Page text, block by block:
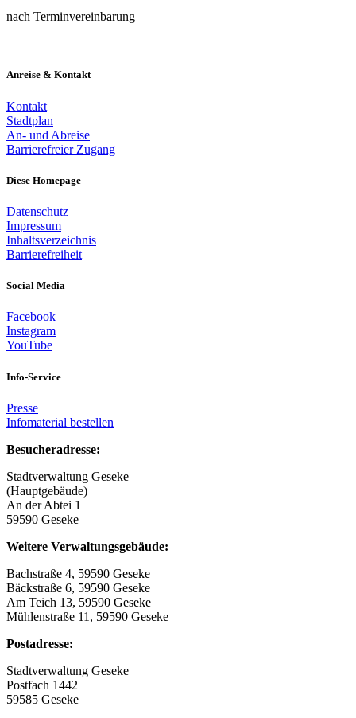
nach Terminvereinbarung
Anreise & Kontakt
Kontakt
Stadtplan
An- und Abreise
Barrierefreier Zugang
Diese Homepage
Datenschutz
Impressum
Inhaltsverzeichnis
Barrierefreiheit
Social Media
Facebook
Instagram
YouTube
Info-Service
Presse
Infomaterial bestellen
Besucheradresse:
Stadtverwaltung Geseke
(Hauptgebäude)
An der Abtei 1
59590 Geseke
Weitere Verwaltungsgebäude:
Bachstraße 4, 59590 Geseke
Bäckstraße 6, 59590 Geseke
Am Teich 13, 59590 Geseke
Mühlenstraße 11, 59590 Geseke
Postadresse:
Stadtverwaltung Geseke
Postfach 1442
59585 Geseke